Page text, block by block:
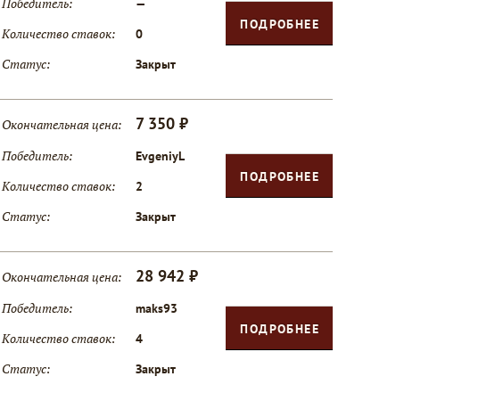
—
Количество ставок: 0
Статус: Закрыт
ПОДРОБНЕЕ
Окончательная цена: 7 350 ₽
Победитель: EvgeniyL
Количество ставок: 2
Статус: Закрыт
ПОДРОБНЕЕ
Окончательная цена: 28 942 ₽
Победитель: maks93
Количество ставок: 4
Статус: Закрыт
ПОДРОБНЕЕ